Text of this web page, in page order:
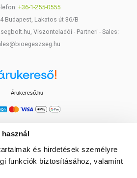
használ
és hirdetések személyre
funkciók biztosításához, valamint
+36-1-255-0555
Budapest, Lakatos út 36/B
Viszonteladói - Partneri - Sales:
Árukereső.hu